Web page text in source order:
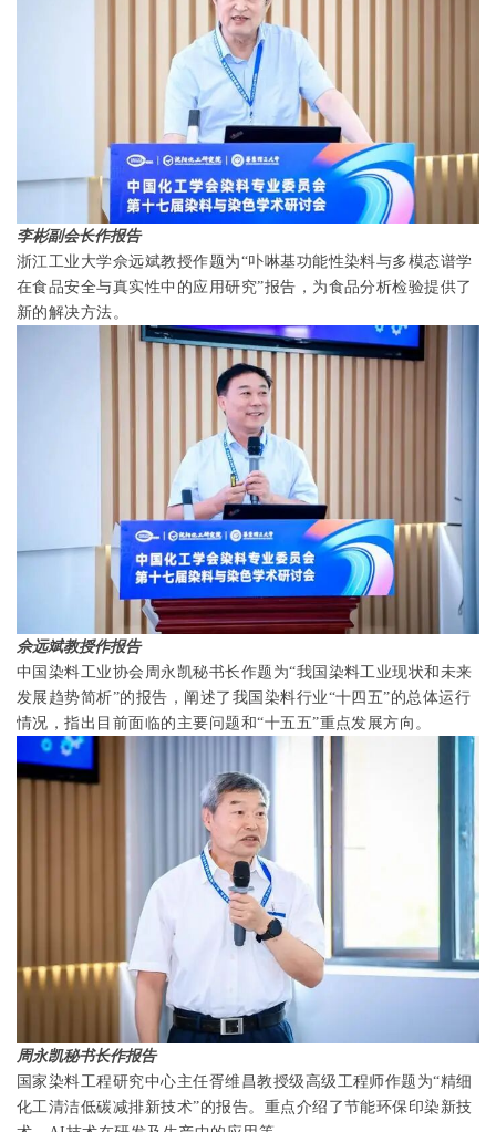
李彬副会长作报告
浙江工业大学佘远斌教授作题为“卟啉基功能性染料与多模态谱学
在食品安全与真实性中的应用研究”报告，为食品分析检验提供了
新的解决方法。
佘远斌教授作报告
中国染料工业协会周永凯秘书长作题为“我国染料工业现状和未来
发展趋势简析”的报告，阐述了我国染料行业“十四五”的总体运行
情况，指出目前面临的主要问题和“十五五”重点发展方向。
周永凯秘书长作报告
国家染料工程研究中心主任胥维昌教授级高级工程师作题为“精细
化工清洁低碳减排新技术”的报告。重点介绍了节能环保印染新技